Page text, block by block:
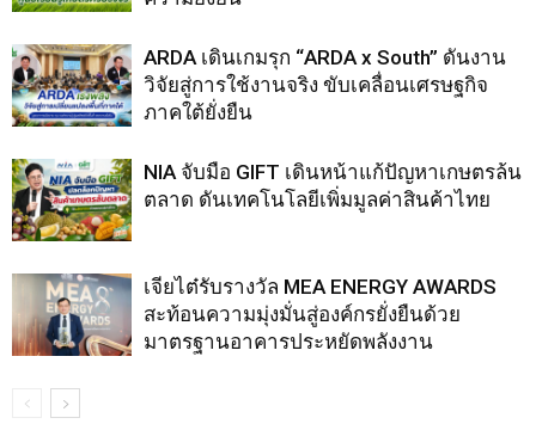
ARDA เดินเกมรุก “ARDA x South” ดันงาน
วิจัยสู่การใช้งานจริง ขับเคลื่อนเศรษฐกิจ
ภาคใต้ยั่งยืน
NIA จับมือ GIFT เดินหน้าแก้ปัญหาเกษตรล้น
ตลาด ดันเทคโนโลยีเพิ่มมูลค่าสินค้าไทย
เจียไต๋รับรางวัล MEA ENERGY AWARDS
สะท้อนความมุ่งมั่นสู่องค์กรยั่งยืนด้วย
มาตรฐานอาคารประหยัดพลังงาน